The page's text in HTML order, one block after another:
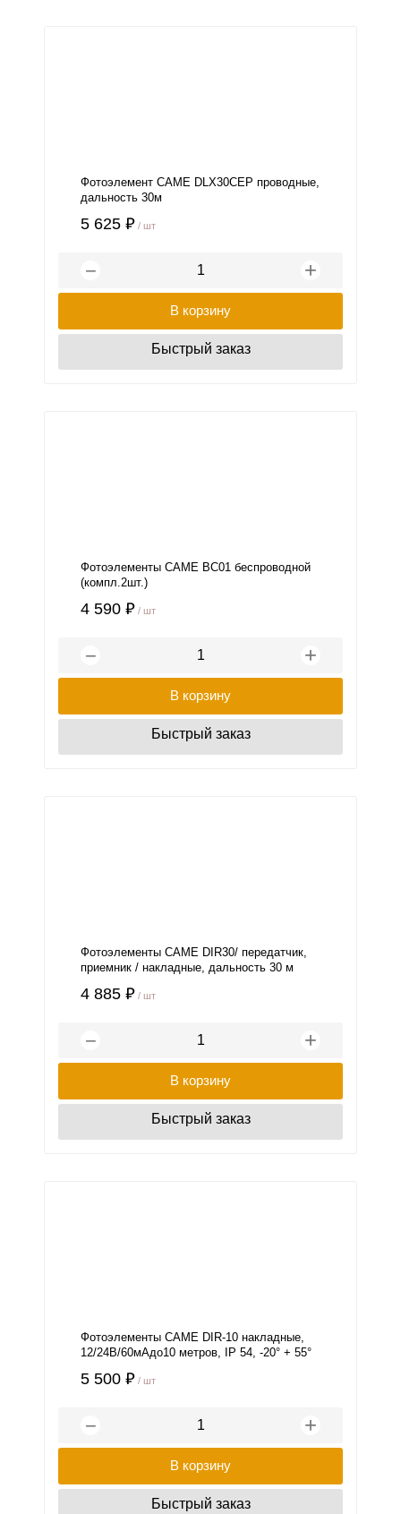
Фотоэлемент СAME DLX30CEP проводные,
дальность 30м
5 625 ₽ / шт
− +
В корзину
Быстрый заказ
Фотоэлементы САМЕ BC01 беспроводной
(компл.2шт.)
4 590 ₽ / шт
− +
В корзину
Быстрый заказ
Фотоэлементы CAME DIR30/ передатчик,
приемник / накладные, дальность 30 м
4 885 ₽ / шт
− +
В корзину
Быстрый заказ
Фотоэлементы САМЕ DIR-10 накладные,
12/24В/60мАдо10 метров, IP 54, -20° + 55°
5 500 ₽ / шт
− +
В корзину
Быстрый заказ